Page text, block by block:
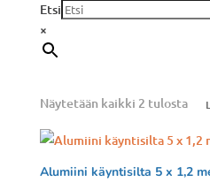
Etsi
×
Näytetään kaikki 2 tulosta
Alumiini käyntisilta 5 x 1,2